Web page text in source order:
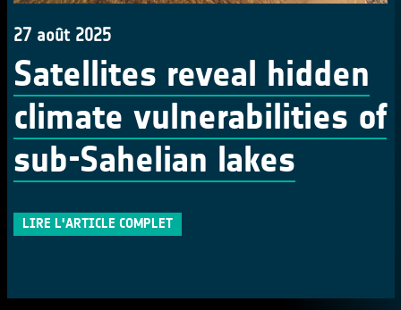
27 août 2025
Satellites reveal hidden
climate vulnerabilities of
sub-Sahelian lakes
LIRE L'ARTICLE COMPLET